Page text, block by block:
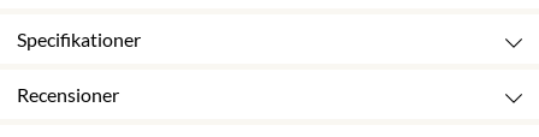
Specifikationer
Recensioner